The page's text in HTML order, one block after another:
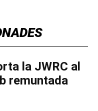
la JWRC al
remuntada